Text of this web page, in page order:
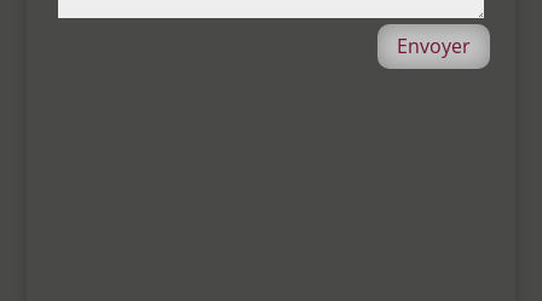
Envoyer